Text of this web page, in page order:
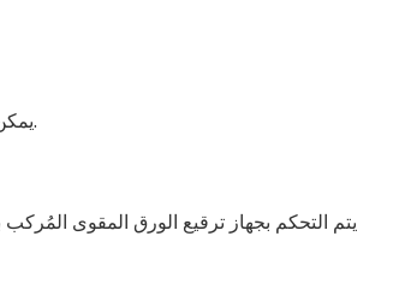
يمكن أن تكون خياطة مفردة ، خياطة مزدوجة ، خياطة مزدوجة مفردة مزدوجة لتكون الإعداد.
يتم التحكم بجهاز ترقيع الورق المقوى